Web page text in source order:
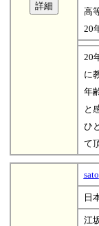
高
20
20
に
年
と
ひ
て
sato
日
江